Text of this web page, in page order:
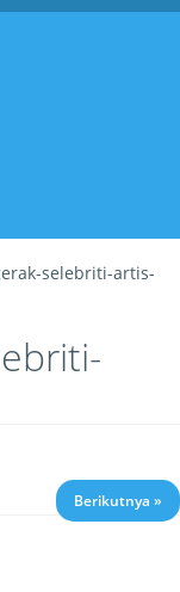
selebriti-artis-
Berikutnya »